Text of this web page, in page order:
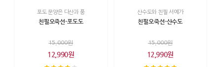
포도 문양은 다산과 풍
친필오죽선-포도도
15,000원
12,990원
산수도와 친필 서예가
친필오죽선-산수도
15,000원
12,990원